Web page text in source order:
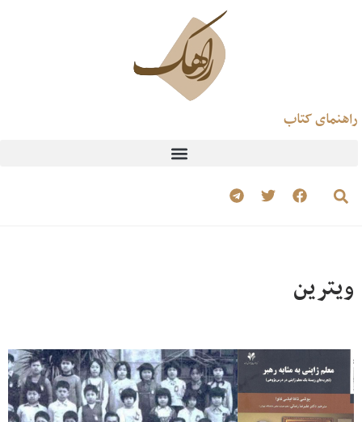
راهنمای کتاب
ویترین